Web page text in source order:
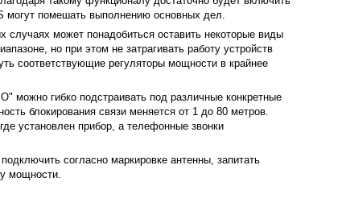
могут помешать выполнению основных дел.
случаях может понадобиться оставить некоторые виды
но при этом не затрагивать работу устройств
соответствующие регуляторы мощности в крайнее
можно гибко подстраивать под различные конкретные
блокирования связи меняется от 1 до 80 метров.
установлен прибор, а телефонные звонки
согласно маркировке антенны, запитать
мощности.